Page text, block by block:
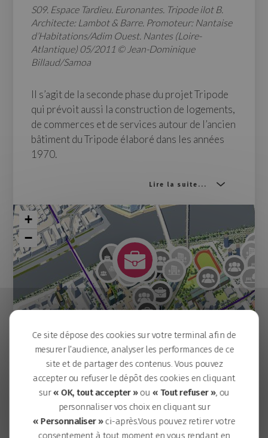
S09. Espace Tardieu. Euronantes. Tripode ilot B.
Architecte: Lambot & Barre. Promoteur: Nantaise
d’Habitations/Adim Ouest. Nantes (Loire-
Atlantique) 05/2011 © Jean-Dominique
Billaud/Samoa
Il s’agit de la seconde phase du projet Tripode
qui prévoit aussi la construction de logements,
de commerces et de services autour de l’ancien
bâtiment du Tripode élaboré dans les années
1970.
Lire la suite...
+
−
Skyhome
Maison de l'innovation du Groupe La Poste
Terrain multisports Millerand
Square Jacques de Bollardière
Fiche technique
Ce site dépose des cookies sur votre terminal afin de
mesurer l’audience, analyser les performances de ce
site et de partager des contenus. Vous pouvez
accepter ou refuser le dépôt des cookies en cliquant
sur« OK, tout accepter »ou « Tout refuser », ou
personnaliser vos choix en cliquant sur
« Personnaliser »ci-après.Vous pouvez retirer votre
consentement à tout moment en vous rendant en